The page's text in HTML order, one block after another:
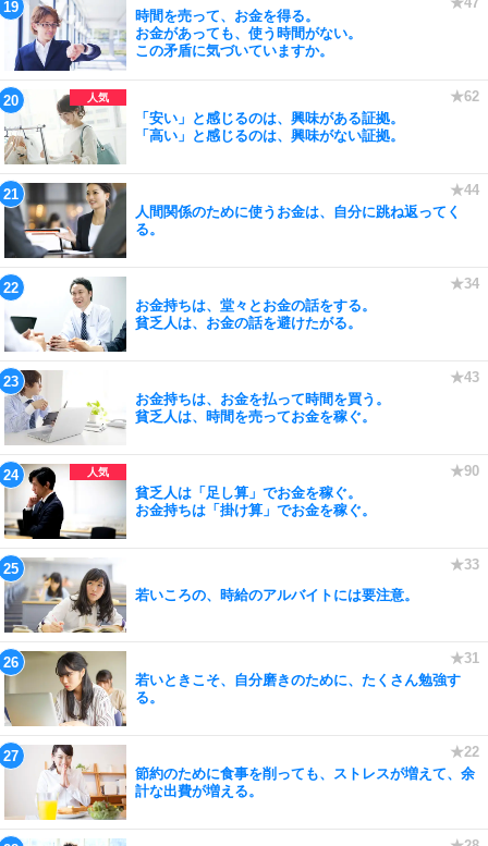
時間を売って、お金を得る。
お金があっても、使う時間がない。
この矛盾に気づいていますか。
「安い」と感じるのは、興味がある証拠。
「高い」と感じるのは、興味がない証拠。
人間関係のために使うお金は、自分に跳ね返ってく
る。
お金持ちは、堂々とお金の話をする。
貧乏人は、お金の話を避けたがる。
お金持ちは、お金を払って時間を買う。
貧乏人は、時間を売ってお金を稼ぐ。
貧乏人は「足し算」でお金を稼ぐ。
お金持ちは「掛け算」でお金を稼ぐ。
若いころの、時給のアルバイトには要注意。
若いときこそ、自分磨きのために、たくさん勉強す
る。
節約のために食事を削っても、ストレスが増えて、余
計な出費が増える。